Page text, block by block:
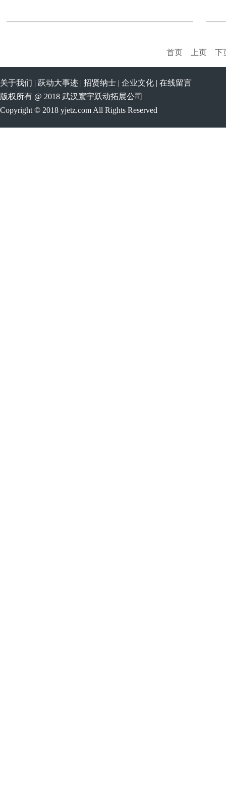
首页 上页 下
关于我们 | 跃动大事迹 | 招贤纳士 | 企业文化 | 在线留言
版权所有 @ 2018 武汉寰宇跃动拓展公司
Copyright © 2018 yjetz.com All Rights Reserved